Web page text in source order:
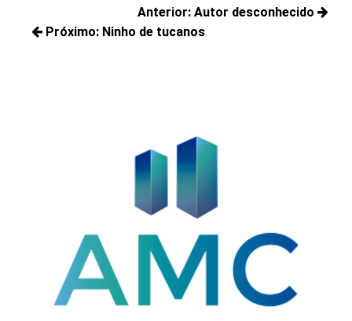
Navegação
de
Anterior:
Posts
Autor desconhecido
Próximo: Ninho de tucanos